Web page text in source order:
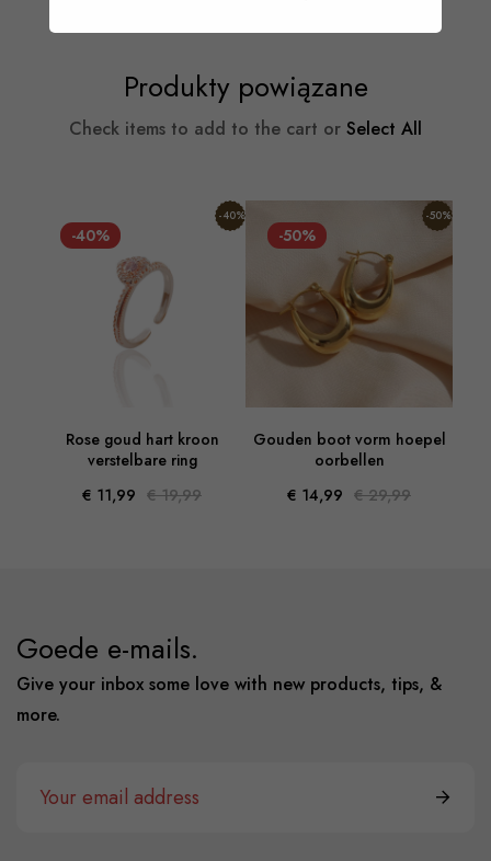
Produkty powiązane
Check items to add to the cart or Select All
-40%
-40%
Rose goud hart kroon
verstelbare ring
€ 11,99 € 19,99
-50%
-50%
Gouden boot vorm hoepel
oorbellen
€ 14,99 € 29,99
Goede e-mails.
Give your inbox some love with new products, tips, &
more.